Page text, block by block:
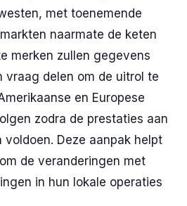
met toenemende
naarmate de keten
merken zullen gegevens
vraag delen om de uitrol te
en Europese
zodra de prestaties aan
voldoen. Deze aanpak helpt
de veranderingen met
in hun lokale operaties